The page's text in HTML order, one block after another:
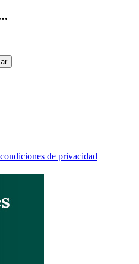
de privacidad